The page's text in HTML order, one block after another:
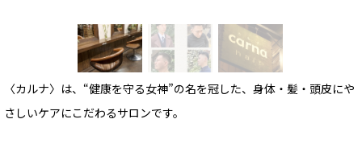
〈カルナ〉は、“健康を守る女神”の名を冠した、身体・髪・頭皮にや
さしいケアにこだわるサロンです。